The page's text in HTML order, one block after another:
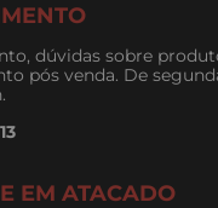
dúvidas sobre
pós venda. De
EM ATACADO